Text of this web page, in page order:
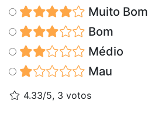
Muito Bom
Bom
Médio
Mau
4.33/5, 3 votos